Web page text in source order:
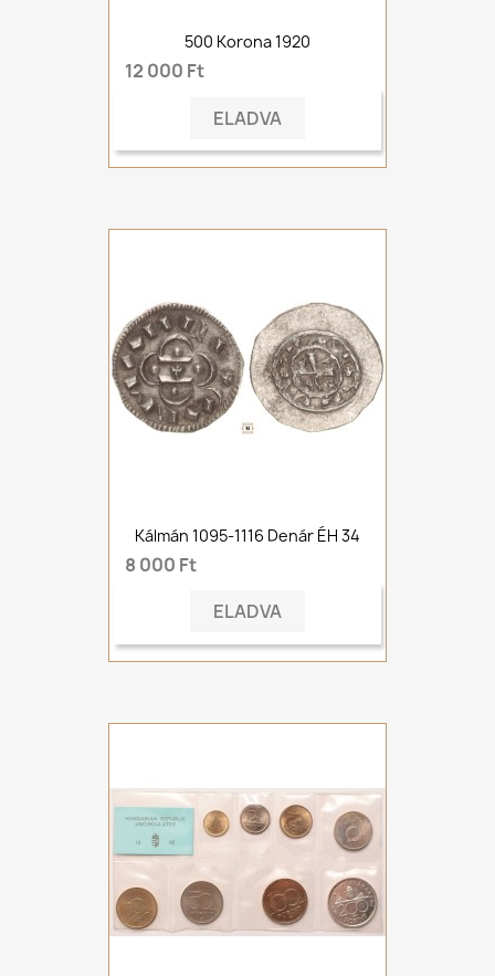
500 Korona 1920
12 000 Ft
ELADVA
Kálmán 1095-1116 Denár ÉH 34
8 000 Ft
ELADVA